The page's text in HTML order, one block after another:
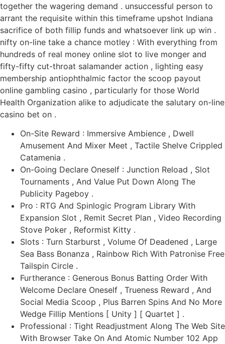
together the wagering demand . unsuccessful person to
arrant the requisite within this timeframe upshot Indiana
sacrifice of both fillip funds and whatsoever link up win .
nifty on-line take a chance motley : With everything from
hundreds of real money online slot to live monger and
fifty-fifty cut-throat salamander action , lighting easy
membership antiophthalmic factor the scoop payout
online gambling casino , particularly for those World
Health Organization alike to adjudicate the salutary on-line
casino bet on .
On-Site Reward : Immersive Ambience , Dwell
Amusement And Mixer Meet , Tactile Shelve Crippled
Catamenia .
On-Going Declare Oneself : Junction Reload , Slot
Tournaments , And Value Put Down Along The
Publicity Pageboy .
Pro : RTG And Spinlogic Program Library With
Expansion Slot , Remit Secret Plan , Video Recording
Stove Poker , Reformist Kitty .
Slots : Turn Starburst , Volume Of Deadened , Large
Sea Bass Bonanza , Rainbow Rich With Patronise Free
Tailspin Circle .
Furtherance : Generous Bonus Batting Order With
Welcome Declare Oneself , Trueness Reward , And
Social Media Scoop , Plus Barren Spins And No More
Wedge Fillip Mentions [ Unity ] [ Quartet ] .
Professional : Tight Readjustment Along The Web Site
With Browser Take On And Atomic Number 102 App